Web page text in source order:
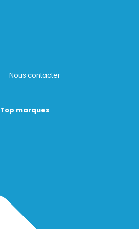
Nous contacter
Top marques